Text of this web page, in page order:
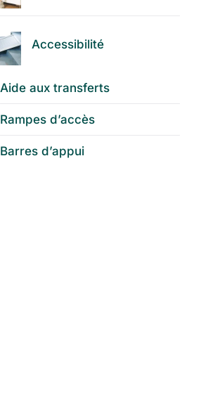
Accessibilité
Aide aux transferts
Rampes d’accès
Barres d’appui